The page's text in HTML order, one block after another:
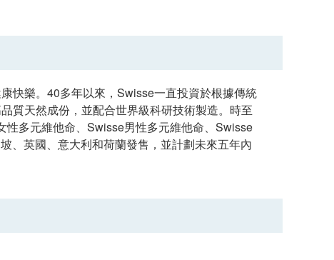
快樂。40多年以來，Swisse一直投資於根據傳統
質天然成份，並配合世界級科研技術製造。時至
多元維他命、Swisse男性多元維他命、Swisse
、英國、意大利和荷蘭發售，並計劃未來五年內